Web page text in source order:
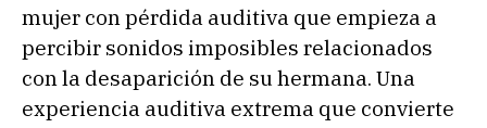
mujer con pérdida auditiva que empieza a
percibir sonidos imposibles relacionados
con la desaparición de su hermana. Una
experiencia auditiva extrema que convierte